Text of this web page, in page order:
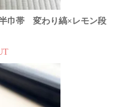
巾帯 変わり縞×レモン段